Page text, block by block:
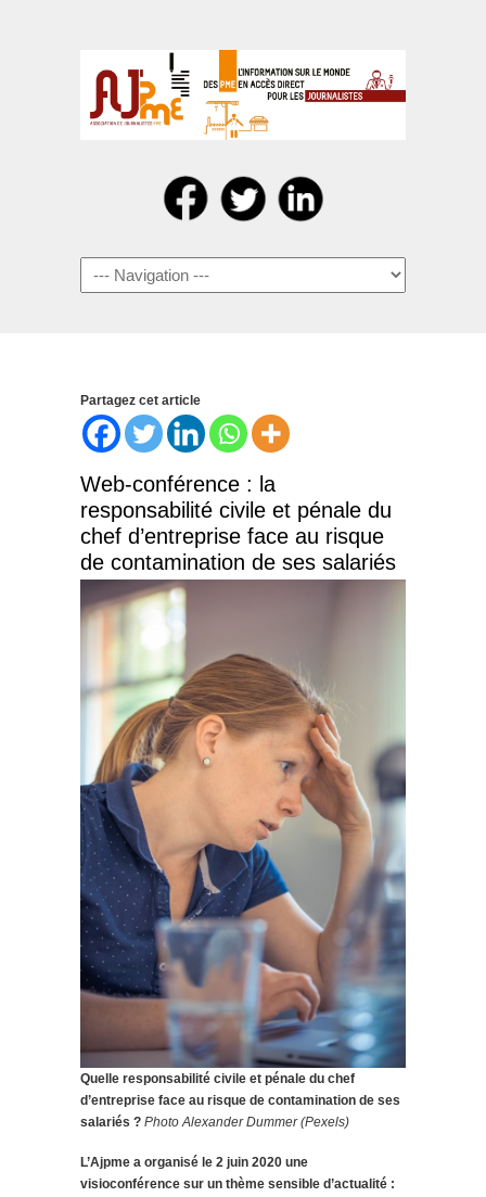
Navigation
Partagez cet article
Web-conférence : la
responsabilité civile et pénale du
chef d’entreprise face au risque
de contamination de ses salariés
Quelle responsabilité civile et pénale du chef
d’entreprise face au risque de contamination de ses
salariés ? Photo Alexander Dummer (Pexels)
L’Ajpme a organisé le 2 juin 2020 une
visioconférence sur un thème sensible d’actualité :